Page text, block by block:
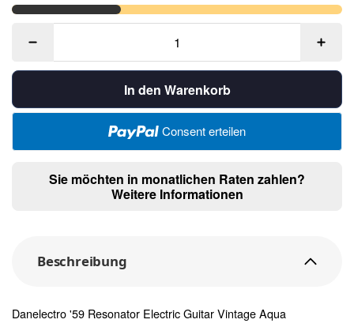
In den Warenkorb
Consent erteilen
Sie möchten in monatlichen Raten zahlen?
Weitere Informationen
Beschreibung
Danelectro '59 Resonator Electric Guitar Vintage Aqua